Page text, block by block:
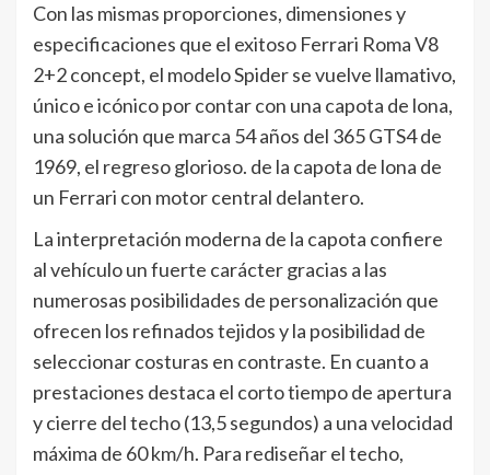
Con las mismas proporciones, dimensiones y
especificaciones que el exitoso Ferrari Roma V8
2+2 concept, el modelo Spider se vuelve llamativo,
único e icónico por contar con una capota de lona,
una solución que marca 54 años del 365 GTS4 de
1969, el regreso glorioso. de la capota de lona de
un Ferrari con motor central delantero.
La interpretación moderna de la capota confiere
al vehículo un fuerte carácter gracias a las
numerosas posibilidades de personalización que
ofrecen los refinados tejidos y la posibilidad de
seleccionar costuras en contraste. En cuanto a
prestaciones destaca el corto tiempo de apertura
y cierre del techo (13,5 segundos) a una velocidad
máxima de 60 km/h. Para rediseñar el techo,